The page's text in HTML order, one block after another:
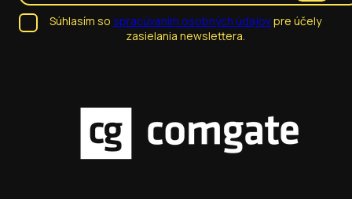
Súhlasím so spracúvaním osobných údajovpre účely
zasielania newslettera.